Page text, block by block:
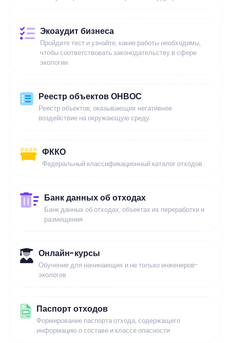
Экоаудит бизнеса
Пройдите тест и узнайте, какие работы необходимы,
чтобы соответствовать законодательству в сфере
экологии
Реестр объектов ОНВОС
Реестр объектов, оказывающих негативное
воздействие на окружающую среду
ФККО
Федеральный классификационный каталог отходов
Банк данных об отходах
Банк данных об отходах, объектах их переработки и
размещения
Онлайн-курсы
Обучение для начинающих и не только инженеров-
экологов
Паспорт отходов
Формирование паспорта отхода, содержащего
информацию о составе и классе опасности